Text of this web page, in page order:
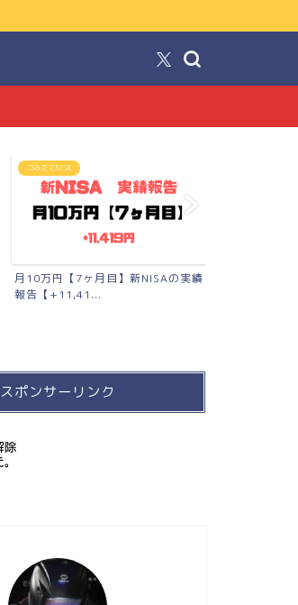
つみたてNISA
月10万円【7ヶ月目】新NISAの実績
報告【+11,41...
スポンサーリンク